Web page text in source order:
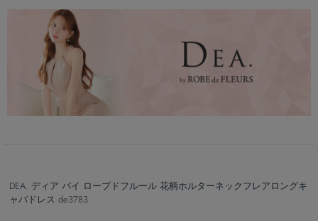
DEA. ディア バイ ローブドフルール 花柄ホルターネックフレアロングキ
ャバドレス de3783